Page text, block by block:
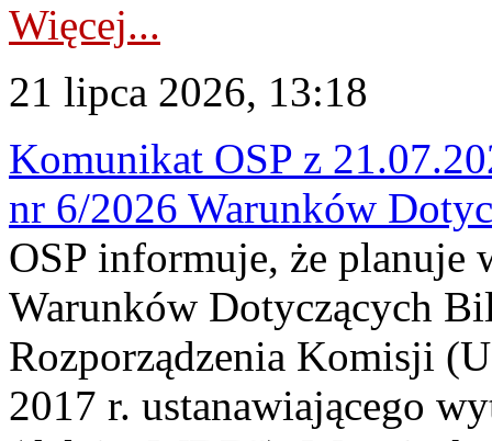
Więcej...
21 lipca 2026, 13:18
Komunikat OSP z
nr 6/2026 Warunków
OSP informuje, że planuje
Warunków Dotyczących
Rozporządzenia Komisji
2017 r. ustanawiającego